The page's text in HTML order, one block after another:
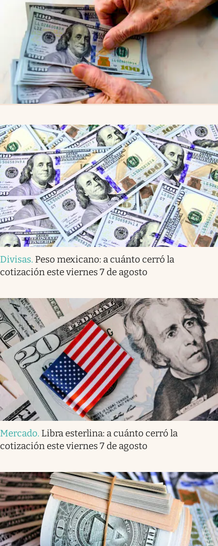
Divisas. Peso mexicano: a cuánto cerró la
cotización este viernes 7 de agosto
Mercado. Libra esterlina: a cuánto cerró la
cotización este viernes 7 de agosto